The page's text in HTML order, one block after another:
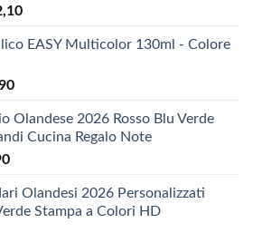
Fascia
prezzo:
€12,10
EASY Multicolor 130ml - Colore
Fascia
prezzo:
da
€9,90
Olandese 2026 Rosso Blu Verde
Cucina Regalo Note
Il
attuale
è:
Olandesi 2026 Personalizzati
Stampa a Colori HD